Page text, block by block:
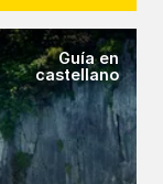
Guía en
castellano